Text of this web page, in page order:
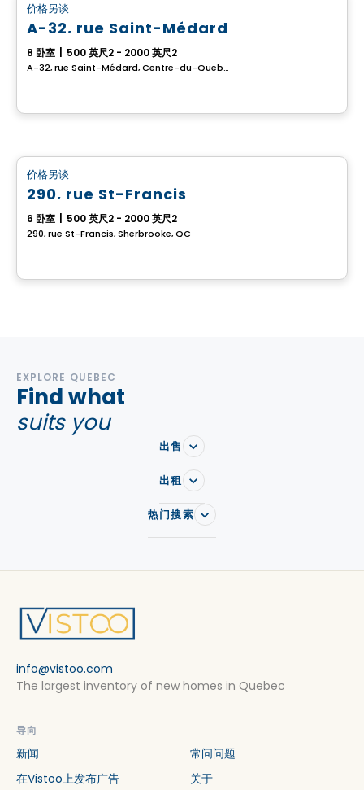
价格另谈
A-32, rue Saint-Médard
8 卧室 500 英尺2 - 2000 英尺2
A-32, rue Saint-Médard, Centre-du-Quebec, QC
价格另谈
290, rue St-Francis
6 卧室 500 英尺2 - 2000 英尺2
290, rue St-Francis, Sherbrooke, QC
EXPLORE QUEBEC
Find what
suits you
出售
出租
热门搜索
info@vistoo.com
The largest inventory of new homes in Quebec
导向
新闻
常问问题
在Vistoo上发布广告
关于